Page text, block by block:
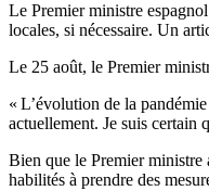
Le Premier ministre
locales, si nécessaire. Un
Le 25 août, le Premier
« L’évolution de la
actuellement. Je suis certain
Bien que le Premier ministre
habilités à prendre des